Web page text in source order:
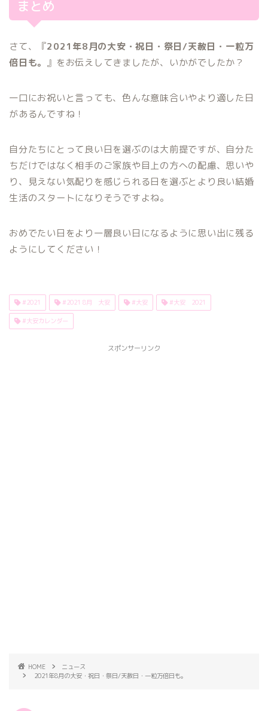
まとめ
さて、『2021年8月の大安・祝日・祭日/天赦日・一粒万
倍日も。 』をお伝えしてきましたが、いかがでしたか？
一口にお祝いと言っても、色んな意味合いやより適した日
があるんですね！
自分たちにとって良い日を選ぶのは大前提ですが、自分た
ちだけではなく相手のご家族や目上の方への配慮、思いや
り、見えない気配りを感じられる日を選ぶとより良い結婚
生活のスタートになりそうですよね。
おめでたい日をより一層良い日になるように思い出に残る
ようにしてください！
#2021 #2021 8月 大安 #大安 #大安 2021
#大安カレンダー
スポンサーリンク
HOME
ニュース
2021年8月の大安・祝日・祭日/天赦日・一粒万倍日も。